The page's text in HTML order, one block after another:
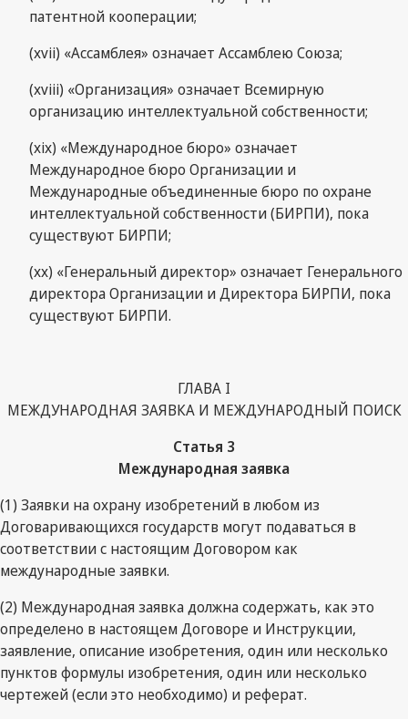
патентной кооперации;
(xvii) «Ассамблея» означает Ассамблею Союза;
(xviii) «Организация» означает Всемирную
организацию интеллектуальной собственности;
(xix) «Международное бюро» означает
Международное бюро Организации и
Международные объединенные бюро по охране
интеллектуальной собственности (БИРПИ), пока
существуют БИРПИ;
(xx) «Генеральный директор» означает Генерального
директора Организации и Директора БИРПИ, пока
существуют БИРПИ.
ГЛАВА I
МЕЖДУНАРОДНАЯ ЗАЯВКА И МЕЖДУНАРОДНЫЙ ПОИСК
Статья 3
Международная заявка
(1) Заявки на охрану изобретений в любом из
Договаривающихся государств могут подаваться в
соответствии с настоящим Договором как
международные заявки.
(2) Международная заявка должна содержать, как это
определено в настоящем Договоре и Инструкции,
заявление, описание изобретения, один или несколько
пунктов формулы изобретения, один или несколько
чертежей (если это необходимо) и реферат.